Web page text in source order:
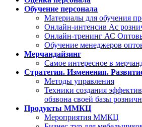
Обучение персонала
Материалы для обучения
Онлайн-интенсив Ас
Онлайн-тренинг АС
Обучение менеджеров
Мерчандайзинг
Самое интересное в
Стратегия. Изменения.
Методы управления
Техники создания
обзвона своей базы
Продукты ММКЦ
Мероприятия ММКЦ